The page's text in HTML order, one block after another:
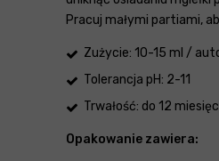
Pracuj małymi partiami,
Zużycie: 10-15 ml /
Tolerancja pH: 2-11
Trwałość: do 12
Opakowanie zawiera: